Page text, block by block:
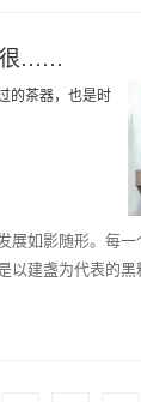
很……
展如影随形。每
以建盏为代表的